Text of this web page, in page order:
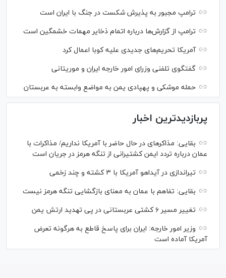
ترامپ مجبور به پذیرش شکست در جنگ با ایران است
ترامپ از گزارش‌ها درباره اتمام ذخایر مهمات خشمگین است
آمریکا تحریم‌های جدیدی علیه کوبا اعمال کرد
گفتگوی تلفنی وزرای امور خارجه ایران و موریتانی
حمله موشکی و پهپادی یمن به مواضع وابسته به عربستان
پربازدیدترین اخبار
بقایی: مذاکره‎ای در حال حاضر با آمریکا نداریم/ مذاکرات با
عمان درباره تردد ایمن کشتیرانی از تنگه هرمز در جریان است
تیراندازی در آیداهو آمریکا با ۳ کشته و چند زخمی
بقایی: تفاهم با عمان به معنای بازگشایی تنگه هرمز نیست
تغییر مسیر ۶ کشتی عربستانی در پی تهدید ارتش یمن
وزیر امور خارجه: ایران برای پاسخ قاطع به هرگونه تعرض
آمریکا آماده است